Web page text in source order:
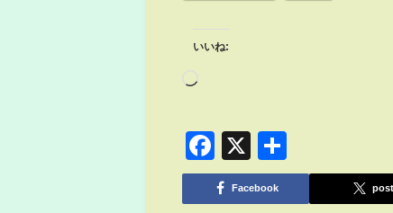
いいね:
Facebook
X
有
Facebook post